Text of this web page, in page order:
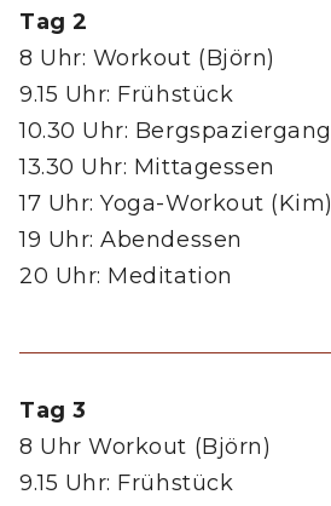
Tag 2
8 Uhr: Workout (Björn)
9.15 Uhr: Frühstück
10.30 Uhr: Bergspaziergang
13.30 Uhr: Mittagessen
17 Uhr: Yoga-Workout (Kim)
19 Uhr: Abendessen
20 Uhr: Meditation
Tag 3
8 Uhr Workout (Björn)
9.15 Uhr: Frühstück